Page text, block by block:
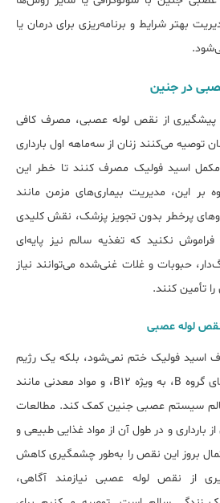
بهتر شرایط و برنامه‌ریزی برای درمان یا
در جنین
پیشگیری از نقص لوله عصبی، مصرف کافی
می‌کنند زنان از سه‌ماهه اول بارداری
اسید فولیک مصرف کنند تا خطر این
بر این، مدیریت بیماری‌های مزمن مانند
پرخطر بدون تجویز پزشک، نقش کلیدی
نکنید که تغذیه سالم نیز پایه‌ای
حبوبات و غلات غنی‌شده می‌توانند نیاز
تأمین کنند.
لوله عصبی
اسید فولیک ختم نمی‌شود، بلکه یک رژیم
متعادل سرشار از ویتامین‌های گروه B، به ویژه B12، و مواد معدنی مانند
سیستم عصبی جنین کمک کند. مطالعات
بارداری و در طول آن از مواد غذایی طبیعی و
بروز این نقص را به‌طور چشمگیری کاهش
از نقص لوله عصبی نیازمند آگاهی،